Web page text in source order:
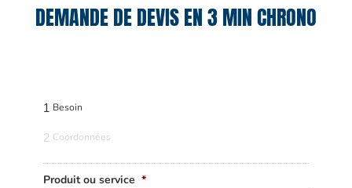
DEMANDE DE DEVIS EN 3 MIN CHRONO
1 Besoin
2 Coordonnées
Produit ou service *